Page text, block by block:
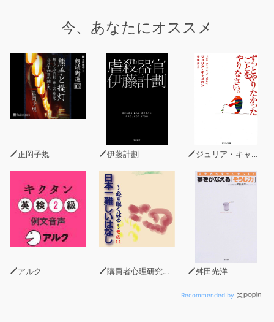
社会保険労務士として“会社内の紛争を解決する”のではな
く、“そもそも紛争の起きない、いい職場をつくる”研究に
傾注、講演活動も積極的に行う。著書に『社長！会社を守
るには就業規則を見直してください』等がある。
今、あなたにオススメ
正岡子規 伊藤計劃 ジュリア・キャメロン
アルク 購買者心理研究所 株式会社モデンナ 顧問 青木幹和 舛田光洋
Recommended by